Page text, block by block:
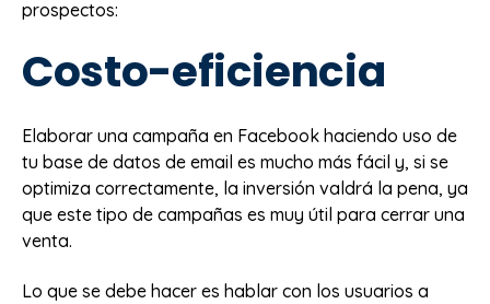
prospectos:
Costo-eficiencia
Elaborar una campaña en Facebook haciendo uso de
tu base de datos de email es mucho más fácil y, si se
optimiza correctamente, la inversión valdrá la pena, ya
que este tipo de campañas es muy útil para cerrar una
venta.
Lo que se debe hacer es hablar con los usuarios a